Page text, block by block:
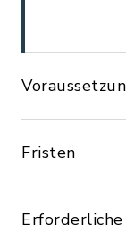
Fristen